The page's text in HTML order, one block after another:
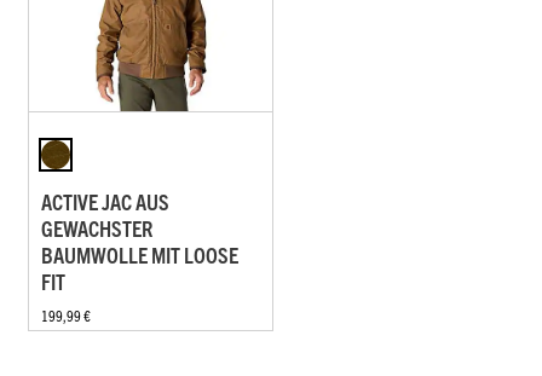
ACTIVE JAC AUS
GEWACHSTER
BAUMWOLLE MIT LOOSE
FIT
199,99 €